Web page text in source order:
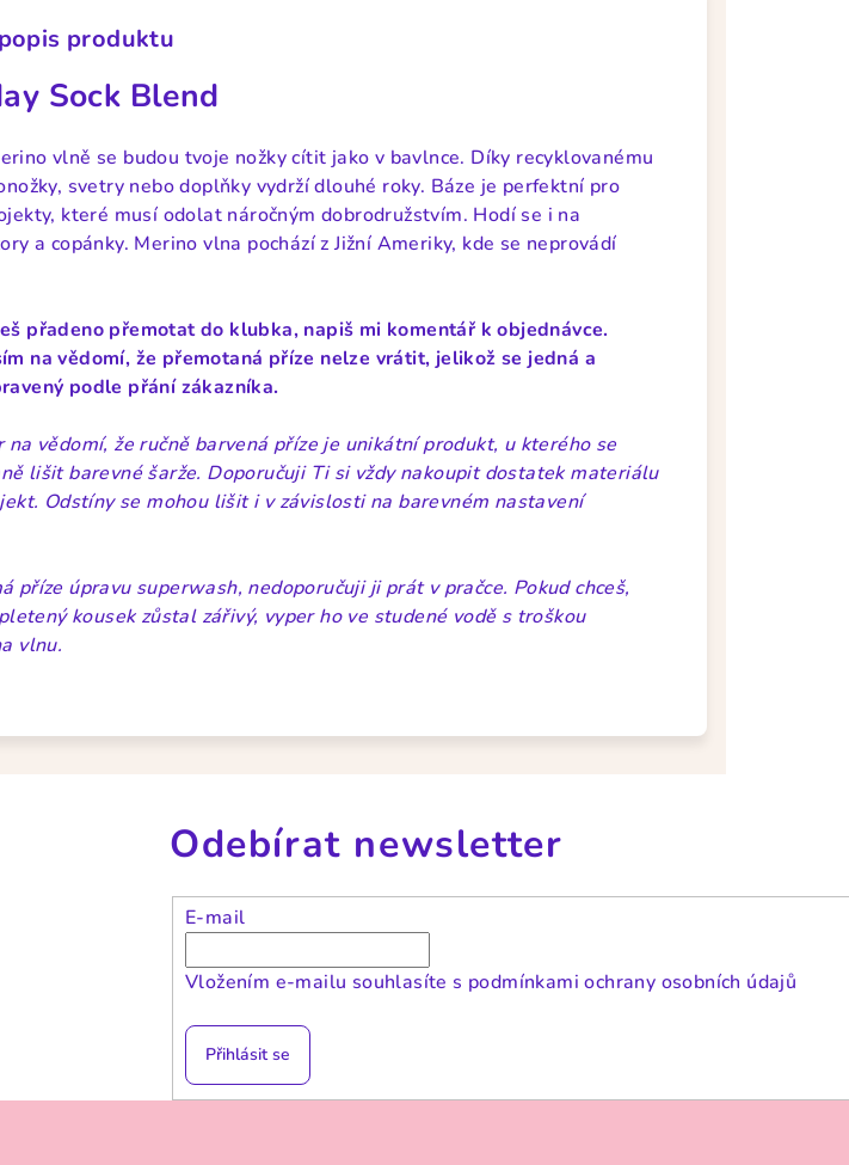
produktu
Sock Blend
vlně se budou tvoje nožky cítit jako v bavlnce. Díky recyklovanému
svetry nebo doplňky vydrží dlouhé roky. Báze je perfektní pro
které musí odolat náročným dobrodružstvím. Hodí se i na
a copánky. Merino vlna pochází z Jižní Ameriky, kde se neprovádí
přadeno přemotat do klubka, napiš mi komentář k objednávce.
na vědomí, že přemotaná příze nelze vrátit, jelikož se jedná a
podle přání zákazníka.
na vědomí, že ručně barvená příze je unikátní produkt, u kterého se
lišit barevné šarže. Doporučuji Ti si vždy nakoupit dostatek materiálu
Odstíny se mohou lišit i v závislosti na barevném nastavení
příze úpravu superwash, nedoporučuji ji prát v pračce. Pokud chceš,
kousek zůstal zářivý, vyper ho ve studené vodě s troškou
vlnu.
Odebírat newsletter
E-mail
Vložením e-mailu souhlasíte s podmínkami ochrany osobních údajů
Přihlásit se